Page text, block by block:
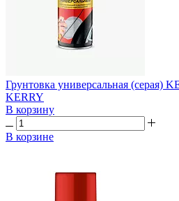
Грунтовка универсальная (серая)
KERRY
В корзину
В корзине